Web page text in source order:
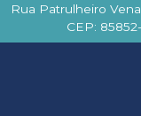
Rua Patrulheiro
CEP: